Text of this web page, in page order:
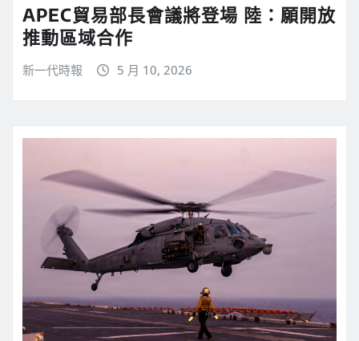
APEC貿易部長會議將登場 陸：願開放
推動區域合作
新一代時報 5 月 10, 2026